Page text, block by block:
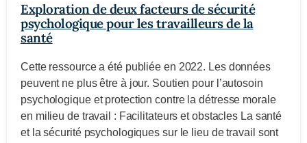
Exploration de deux facteurs de sécurité
psychologique pour les travailleurs de la
santé
Cette ressource a été publiée en 2022. Les données
peuvent ne plus être à jour. Soutien pour l’autosoin
psychologique et protection contre la détresse morale
en milieu de travail : Facilitateurs et obstacles La santé
et la sécurité psychologiques sur le lieu de travail sont